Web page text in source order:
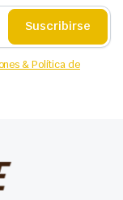
Suscribirse
& Política de